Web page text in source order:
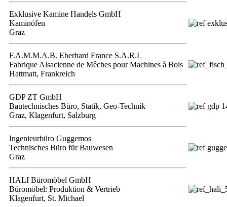
Exklusive Kamine Handels GmbH
Kaminöfen
Graz
F.A.M.M.A.B. Eberhard France S.A.R.L
Fabrique Alsacienne de Mêches pour Machines à Bois
Hattmatt, Frankreich
GDP ZT GmbH
Bautechnisches Büro, Statik, Geo-Technik
Graz, Klagenfurt, Salzburg
Ingenieurbüro Guggemos
Technisches Büro für Bauwesen
Graz
HALI Büromöbel GmbH
Büromöbel: Produktion & Vertrieb
Klagenfurt, St. Michael